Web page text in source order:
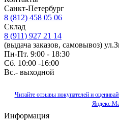
Санкт-Петербург
8 (812) 458 05 06
Склад
8 (911) 927 21 14
(выдача заказов, самовывоз)
Пн-Пт. 9:00 - 18:30
Сб. 10:00 -16:00
Вс.- выходной
Читайте отзывы покупателей и
Информация